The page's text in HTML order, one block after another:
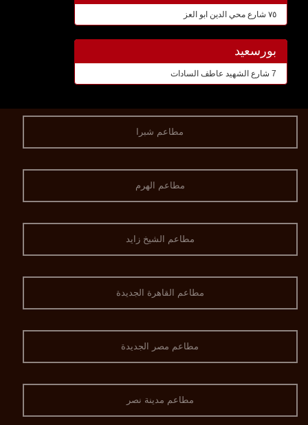
٧٥ شارع محي الدين ابو العز
بورسعيد
7 شارع الشهيد عاطف السادات
مطاعم شبرا
مطاعم الهرم
مطاعم الشيخ زايد
مطاعم القاهرة الجديدة
مطاعم مصر الجديدة
مطاعم مدينة نصر